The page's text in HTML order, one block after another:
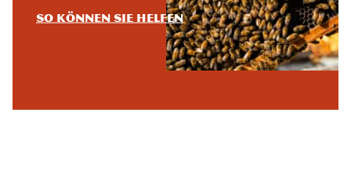
So können Sie helfen